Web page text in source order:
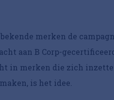
merken de
aan B Corp-
in merken die zich
is het idee.